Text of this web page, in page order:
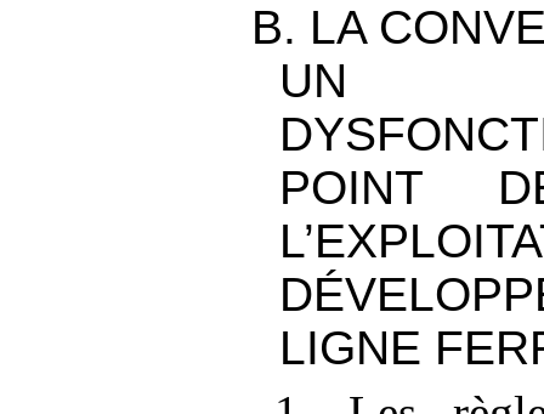
B. LA
UN
POINT
LIGNE